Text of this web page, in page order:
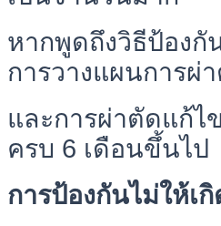
หากพูดถึงวิธีป้อง
การวางแผนการผ่
และการผ่าตัดแก้ไ
ครบ 6 เดือนขึ้นไป
การป้องกันไม่ให้เ